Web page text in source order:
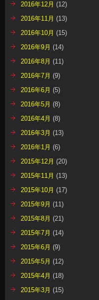
2016年12月 (12)
2016年11月 (13)
2016年10月 (15)
2016年9月 (14)
2016年8月 (11)
2016年7月 (9)
2016年6月 (5)
2016年5月 (8)
2016年4月 (8)
2016年3月 (13)
2016年1月 (6)
2015年12月 (20)
2015年11月 (13)
2015年10月 (17)
2015年9月 (11)
2015年8月 (21)
2015年7月 (14)
2015年6月 (9)
2015年5月 (12)
2015年4月 (18)
2015年3月 (15)